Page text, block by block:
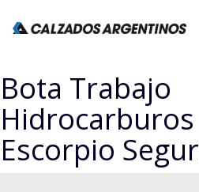
Bota Trabajo
Escorpio